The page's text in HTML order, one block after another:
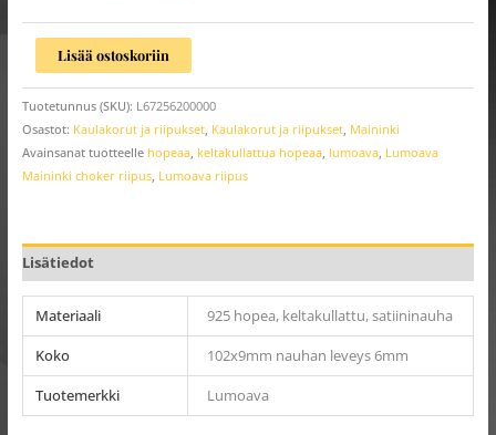
Lisää ostoskoriin
Tuotetunnus (SKU): L67256200000
Osastot: Kaulakorut ja riipukset, Kaulakorut ja riipukset, Maininki
Avainsanat tuotteelle hopeaa, keltakullattua hopeaa, lumoava, Lumoava
Maininki choker riipus, Lumoava riipus
Lisätiedot
Materiaali
925 hopea, keltakullattu, satiininauha
Koko
102x9mm nauhan leveys 6mm
Tuotemerkki
Lumoava